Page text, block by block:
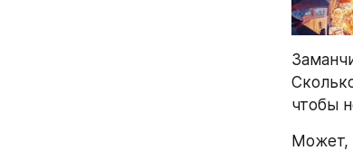
чтобы
Может,